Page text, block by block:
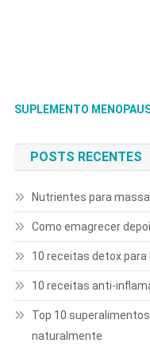
SUPLEMENTO
POSTS RECENTES
Nutrientes para
Como emagrecer
10 receitas detox para
10 receitas anti-
Top 10
naturalmente